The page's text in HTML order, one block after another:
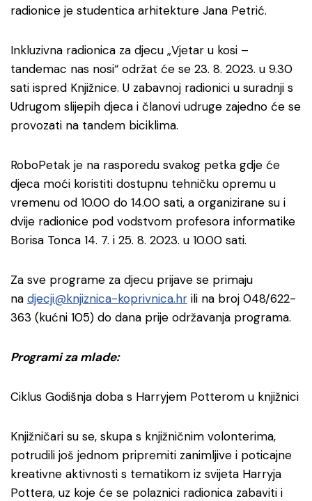
radionice je studentica arhitekture Jana Petrić.
Inkluzivna radionica za djecu „Vjetar u kosi –
tandemac nas nosi“ održat će se 23. 8. 2023. u 9.30
sati ispred Knjižnice. U zabavnoj radionici u suradnji s
Udrugom slijepih djeca i članovi udruge zajedno će se
provozati na tandem biciklima.
RoboPetak je na rasporedu svakog petka gdje će
djeca moći koristiti dostupnu tehničku opremu u
vremenu od 10.00 do 14.00 sati, a organizirane su i
dvije radionice pod vodstvom profesora informatike
Borisa Tonca 14. 7. i 25. 8. 2023. u 10.00 sati.
Za sve programe za djecu prijave se primaju
na djecji@knjiznica-koprivnica.hr ili na broj 048/622-
363 (kućni 105) do dana prije održavanja programa.
Programi za mlade:
Ciklus Godišnja doba s Harryjem Potterom u knjižnici
Knjižničari su se, skupa s knjižničnim volonterima,
potrudili još jednom pripremiti zanimljive i poticajne
kreativne aktivnosti s tematikom iz svijeta Harryja
Pottera, uz koje će se polaznici radionica zabaviti i